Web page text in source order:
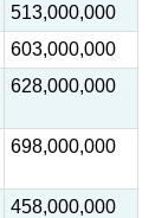
513,000,000
603,000,000
628,000,000
698,000,000
458,000,000